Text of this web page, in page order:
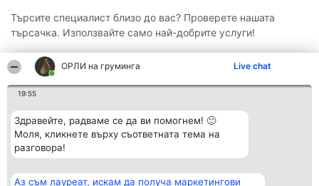
ОРЛИ на груминга Live chat
19:55
Здравейте, радваме се да ви помогнем! 🙂
Моля, кликнете върху съответната тема на
разговора!
Аз съм лауреат, искам да получа маркетингови
Търсите специалист близо до вас? Проверете нашата
търсачка. Използвайте само най-добрите услуги!
Организатор на Класация Контакти